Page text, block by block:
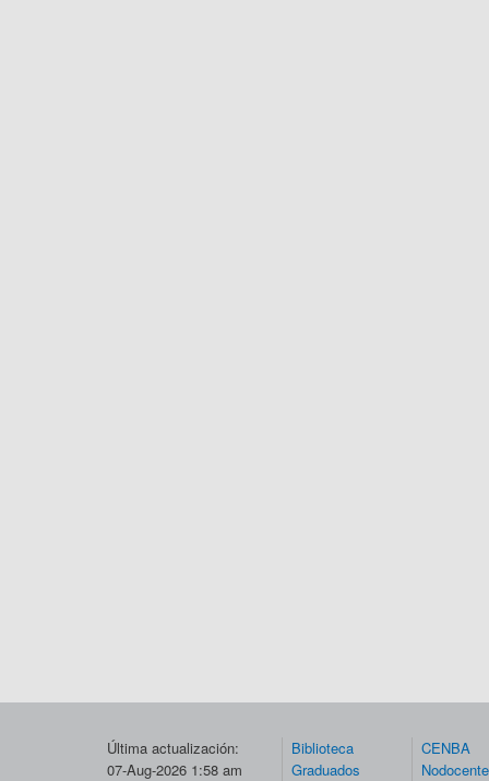
Última actualización:
07-Aug-2026 1:58 am
Biblioteca
Graduados
CENBA